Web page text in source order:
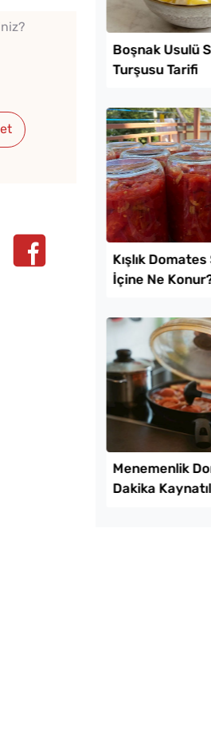
Borcamda Muzlu Pasta
Lezzetinde Borcam Tatlısı